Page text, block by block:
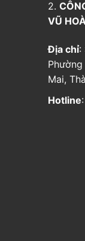
2.
VŨ
Địa chỉ:
Mai,
Hotline: